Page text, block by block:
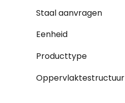
Staal aanvragen
Eenheid
Producttype
Oppervlaktestructuur